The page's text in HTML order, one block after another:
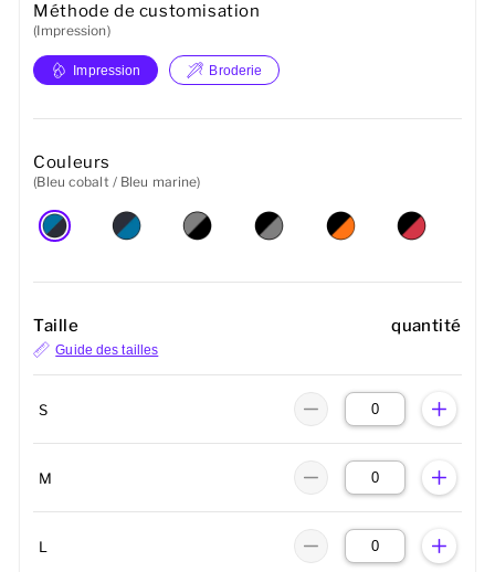
Méthode de customisation
(Impression)
Impression Broderie
Couleurs
(Bleu cobalt / Bleu marine)
Taille quantité
Guide des tailles
S
M
L